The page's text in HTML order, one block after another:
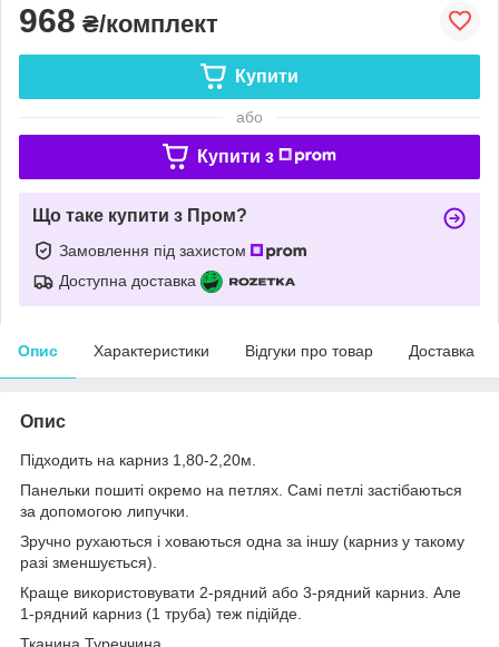
968 ₴/комплект
Купити
або
Купити з
Що таке купити з Пром?
Замовлення під захистом
Доступна доставка
Опис Характеристики Відгуки про товар Доставка
Опис
Підходить на карниз 1,80-2,20м.
Панельки пошиті окремо на петлях. Самі петлі застібаються
за допомогою липучки.
Зручно рухаються і ховаються одна за іншу (карниз у такому
разі зменшується).
Краще використовувати 2-рядний або 3-рядний карниз. Але
1-рядний карниз (1 труба) теж підійде.
Тканина Туреччина.